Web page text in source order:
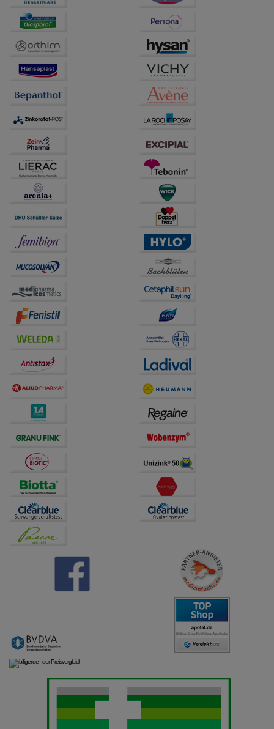
Website weiter für Sie optimieren können, den Inhalt
auf unserer Website aber auch die Werbung auf
Drittseiten möglichst relevant für Sie zu gestalten.
Bitte beachten Sie, dass Daten hierfür teilweise an
Dritte wie z.B. Google oder soziale Medien